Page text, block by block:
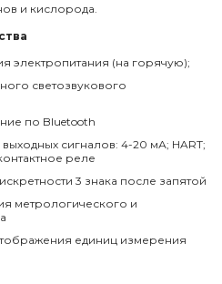
и кислорода.
электропитания (на горячую);
светозвукового
по Bluetooth
сигналов: 4-20 мА; HART;
реле
3 знака после запятой
метрологического и
единиц измерения